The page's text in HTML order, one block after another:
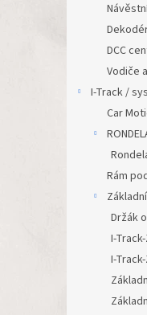
DCC
Vodiče
I-Track /
Car
Rám
Držák
I-
I-